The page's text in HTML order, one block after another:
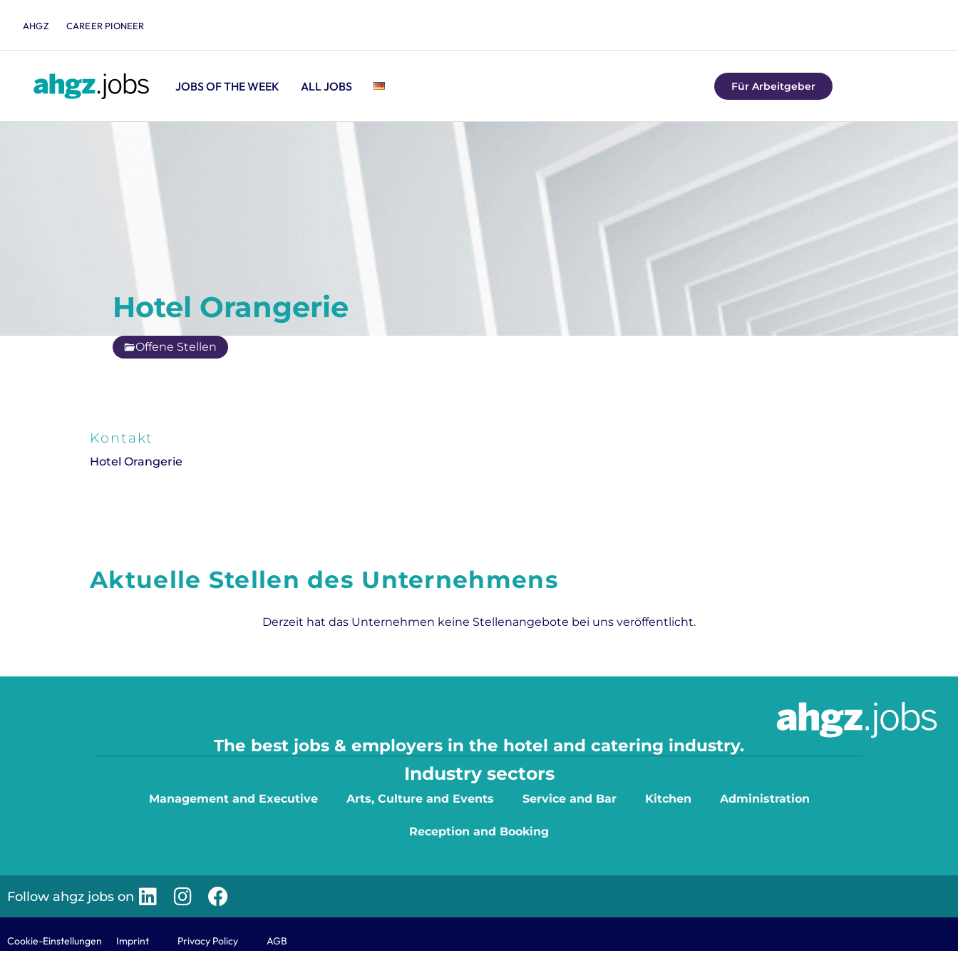
AHGZ CAREER PIONEER
JOBS OF THE WEEK ALL JOBS Für Arbeitgeber
Hotel Orangerie
Offene Stellen
Kontakt
Hotel Orangerie
Aktuelle Stellen des Unternehmens
Derzeit hat das Unternehmen keine Stellenangebote bei uns veröffentlicht.
The best jobs & employers in the hotel and catering industry.
Industry sectors
Management and Executive Arts, Culture and Events Service and Bar Kitchen Administration
Reception and Booking
Follow ahgz jobs on
Cookie-Einstellungen Imprint Privacy Policy AGB